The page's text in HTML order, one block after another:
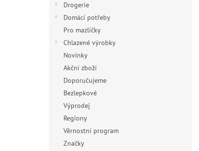
Drogerie
Domácí potřeby
Pro mazlíčky
Chlazené výrobky
Novinky
Akční zboží
Doporučujeme
Bezlepkové
Výprodej
Regiony
Věrnostní program
Značky